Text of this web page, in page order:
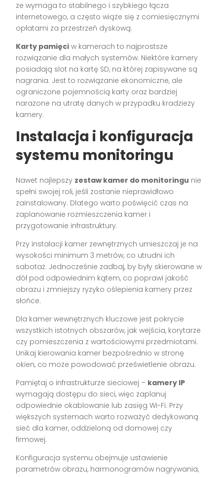
że wymaga to stabilnego i szybkiego łącza
internetowego, a często wiąże się z comiesięcznymi
opłatami za przestrzeń dyskową.
Karty pamięci w kamerach to najprostsze
rozwiązanie dla małych systemów. Niektóre kamery
posiadają slot na kartę SD, na której zapisywane są
nagrania. Jest to rozwiązanie ekonomiczne, ale
ograniczone pojemnością karty oraz bardziej
narażone na utratę danych w przypadku kradzieży
kamery.
Instalacja i konfiguracja
systemu monitoringu
Nawet najlepszy zestaw kamer do monitoringu nie
spełni swojej roli, jeśli zostanie nieprawidłowo
zainstalowany. Dlatego warto poświęcić czas na
zaplanowanie rozmieszczenia kamer i
przygotowanie infrastruktury.
Przy instalacji kamer zewnętrznych umieszczaj je na
wysokości minimum 3 metrów, co utrudni ich
sabotaż. Jednocześnie zadbaj, by były skierowane w
dół pod odpowiednim kątem, co poprawi jakość
obrazu i zmniejszy ryzyko oślepienia kamery przez
słońce.
Dla kamer wewnętrznych kluczowe jest pokrycie
wszystkich istotnych obszarów, jak wejścia, korytarze
czy pomieszczenia z wartościowymi przedmiotami.
Unikaj kierowania kamer bezpośrednio w stronę
okien, co może powodować prześwietlenie obrazu.
Pamiętaj o infrastrukturze sieciowej – kamery IP
wymagają dostępu do sieci, więc zaplanuj
odpowiednie okablowanie lub zasięg Wi-Fi. Przy
większych systemach warto rozważyć dedykowaną
sieć dla kamer, oddzieloną od domowej czy
firmowej.
Konfiguracja systemu obejmuje ustawienie
parametrów obrazu, harmonogramów nagrywania,